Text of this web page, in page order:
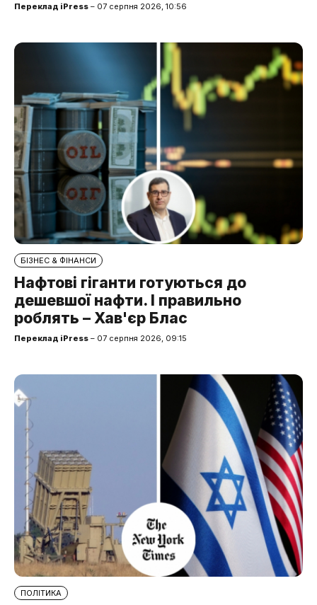
Переклад iPress – 07 серпня 2026, 10:56
БІЗНЕС & ФІНАНСИ
Нафтові гіганти готуються до
дешевшої нафти. І правильно
роблять – Хав'єр Блас
Переклад iPress – 07 серпня 2026, 09:15
ПОЛІТИКА